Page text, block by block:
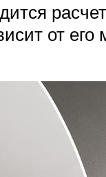
от его